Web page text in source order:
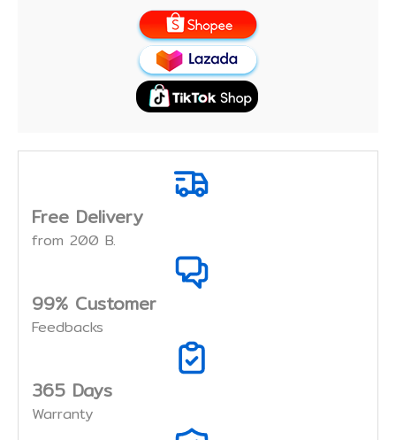
Free Delivery
from 200 B.
99% Customer
Feedbacks
365 Days
Warranty